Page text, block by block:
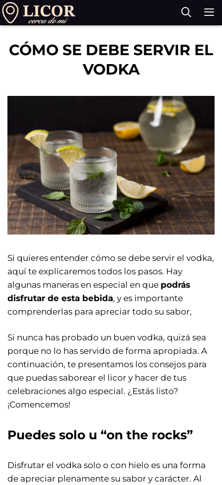
Saltar
al
CÓMO SE DEBE SERVIR EL
VODKA
Si quieres entender cómo se debe servir el vodka,
aquí te explicaremos todos los pasos. Hay
algunas maneras en especial en que podrás
disfrutar de esta bebida, y es importante
comprenderlas para apreciar todo su sabor,
Si nunca has probado un buen vodka, quizá sea
porque no lo has servido de forma apropiada. A
continuación, te presentamos los consejos para
que puedas saborear el licor y hacer de tus
celebraciones algo especial. ¿Estás listo?
¡Comencemos!
Puedes solo u “on the rocks”
Disfrutar el vodka solo o con hielo es una forma
de apreciar plenamente su sabor y carácter. Al